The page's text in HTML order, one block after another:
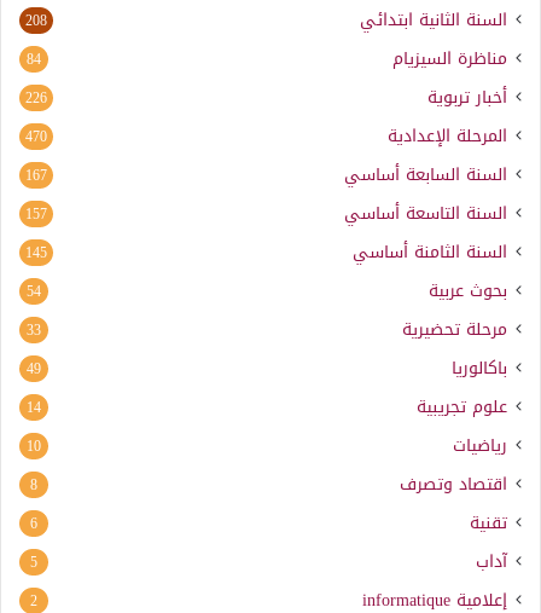
السنة الثانية ابتدائي 208
مناظرة السيزيام 84
أخبار تربوية 226
المرحلة الإعدادية 470
السنة السابعة أساسي 167
السنة التاسعة أساسي 157
السنة الثامنة أساسي 145
بحوث عربية 54
مرحلة تحضيرية 33
باكالوريا 49
علوم تجريبية 14
رياضيات 10
اقتصاد وتصرف 8
تقنية 6
آداب 5
إعلامية informatique
2